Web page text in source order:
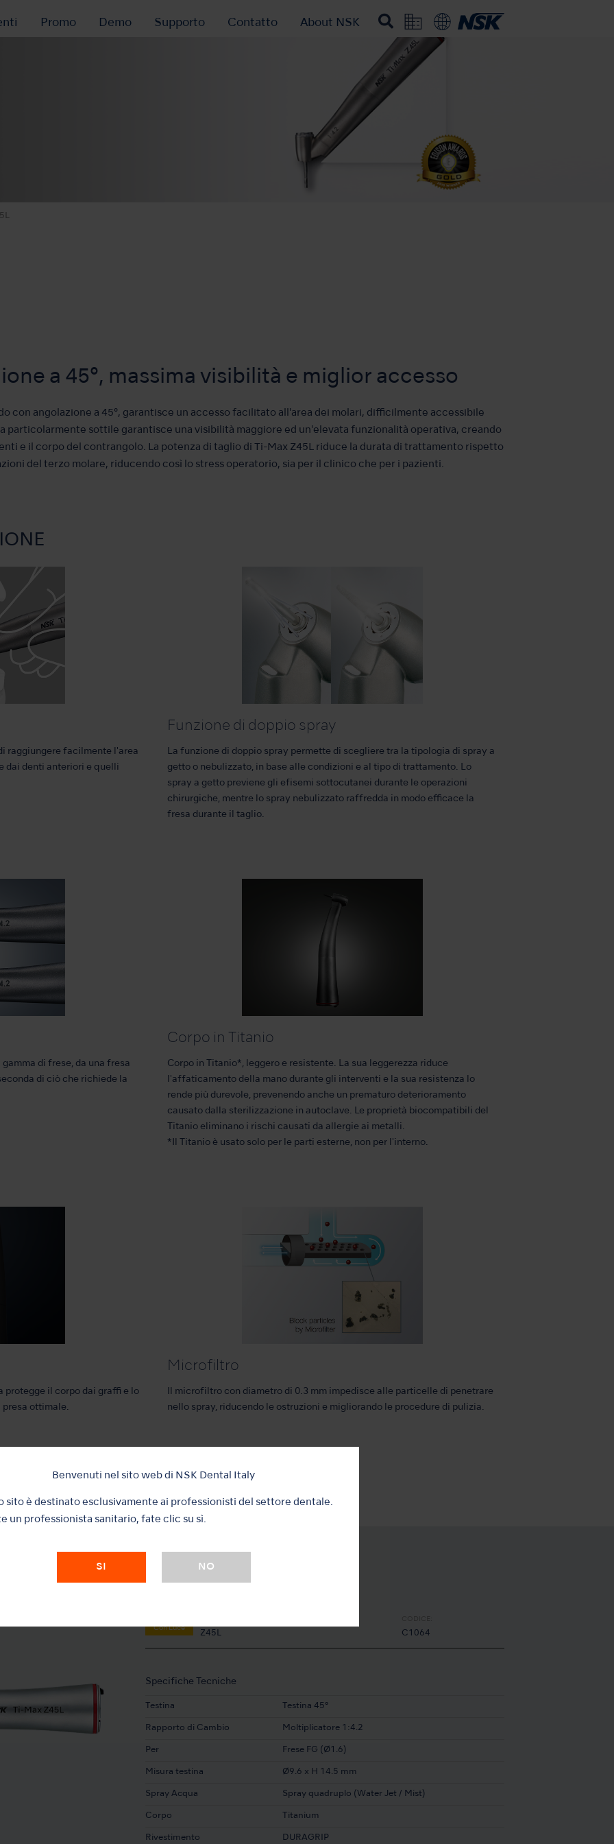
Benvenuti nel sito web di NSK Dental Italy
sito è destinato esclusivamente ai professionisti del settore dentale.
un professionista sanitario, fate clic su sì.
SI NO
Promo Demo Supporto Contatto About NSK
a 45°, massima visibilità e miglior accesso
con angolazione a 45°, garantisce un accesso facilitato all'area dei molari, difficilmente accessibile
particolarmente sottile garantisce una visibilità maggiore ed un'elevata funzionalità operativa, creando
e il corpo del contrangolo. La potenza di taglio di Ti-Max Z45L riduce la durata di trattamento rispetto
del terzo molare, riducendo così lo stress operatorio, sia per il clinico che per i pazienti.
raggiungere facilmente l'area
dai denti anteriori e quelli
Funzione di doppio spray
La funzione di doppio spray permette di scegliere tra la tipologia di spray a
getto o nebulizzato, in base alle condizioni e al tipo di trattamento. Lo
spray a getto previene gli efisemi sottocutanei durante le operazioni
chirurgiche, mentre lo spray nebulizzato raffredda in modo efficace la
fresa durante il taglio.
di frese, da una fresa
di ciò che richiede la
Corpo in Titanio
Corpo in Titanio*, leggero e resistente. La sua leggerezza riduce
l'affaticamento della mano durante gli interventi e la sua resistenza lo
rende più durevole, prevenendo anche un prematuro deterioramento
causato dalla sterilizzazione in autoclave. Le proprietà biocompatibili del
Titanio eliminano i rischi causati da allergie ai metalli.
*Il Titanio è usato solo per le parti esterne, non per l'interno.
il corpo dai graffi e lo
presa ottimale.
Microfiltro
Il microfiltro con diametro di 0.3 mm impedisce alle particelle di penetrare
nello spray, riducendo le ostruzioni e migliorando le procedure di pulizia.
Con Luce
Z45L C1064
Specifiche Tecniche
Testina Testina 45°
Rapporto di Cambio Moltiplicatore 1:4.2
Per Frese FG (Ø1.6)
Misura testina Ø9.6 x H 14.5 mm
Spray Acqua Spray quadruplo (Water Jet / Mist)
Corpo Titanium
Rivestimento DURAGRIP